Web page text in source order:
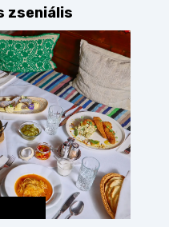
zseniális